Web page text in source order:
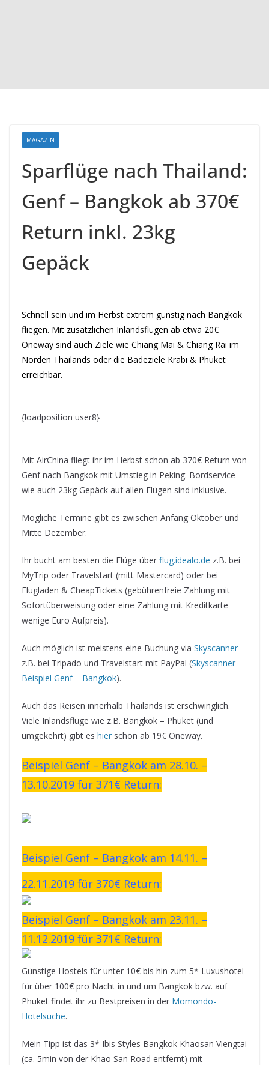
MAGAZIN
Sparflüge nach Thailand:
Genf – Bangkok ab 370€
Return inkl. 23kg
Gepäck
Schnell sein und im Herbst extrem günstig nach Bangkok
fliegen. Mit zusätzlichen Inlandsflügen ab etwa 20€
Oneway sind auch Ziele wie Chiang Mai & Chiang Rai im
Norden Thailands oder die Badeziele Krabi & Phuket
erreichbar.
{loadposition user8}
Mit AirChina fliegt ihr im Herbst schon ab 370€ Return von
Genf nach Bangkok mit Umstieg in Peking. Bordservice
wie auch 23kg Gepäck auf allen Flügen sind inklusive.
Mögliche Termine gibt es zwischen Anfang Oktober und
Mitte Dezember.
Ihr bucht am besten die Flüge über flug.idealo.de z.B. bei
MyTrip oder Travelstart (mitt Mastercard) oder bei
Flugladen & CheapTickets (gebührenfreie Zahlung mit
Sofortüberweisung oder eine Zahlung mit Kreditkarte
wenige Euro Aufpreis).
Auch möglich ist meistens eine Buchung via Skyscanner
z.B. bei Tripado und Travelstart mit PayPal (Skyscanner-
Beispiel Genf – Bangkok).
Auch das Reisen innerhalb Thailands ist erschwinglich.
Viele Inlandsflüge wie z.B. Bangkok – Phuket (und
umgekehrt) gibt es hier schon ab 19€ Oneway.
Beispiel Genf – Bangkok am 28.10. –
13.10.2019 für 371€ Return:
Beispiel Genf – Bangkok am 14.11. –
22.11.2019 für 370€ Return:
Beispiel Genf – Bangkok am 23.11. –
11.12.2019 für 371€ Return:
Günstige Hostels für unter 10€ bis hin zum 5* Luxushotel
für über 100€ pro Nacht in und um Bangkok bzw. auf
Phuket findet ihr zu Bestpreisen in der Momondo-
Hotelsuche.
Mein Tipp ist das 3* Ibis Styles Bangkok Khaosan Viengtai
(ca. 5min von der Khao San Road entfernt) mit